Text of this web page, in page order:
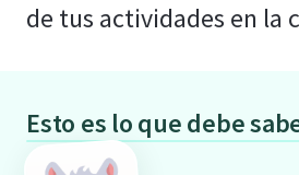
de tus actividades en la
Esto es lo que debe